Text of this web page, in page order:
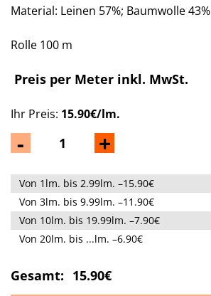
Material: Leinen 57%; Baumwolle 43%
Rolle 100 m
Preis per Meter inkl. MwSt.
- +
Ihr Preis: 15.90€/lm.
Von 1lm. bis 2.99lm. –15.90€
Von 3lm. bis 9.99lm. –11.90€
Von 10lm. bis 19.99lm. –7.90€
Von 20lm. bis ...lm. –6.90€
Gesamt: 15.90€